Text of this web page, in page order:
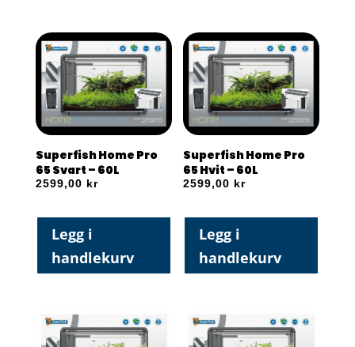
Superfish Home Pro
65 Svart – 60L
2599,00 kr
Legg i
handlekurv
Superfish Home Pro
65 Hvit – 60L
2599,00 kr
Legg i
handlekurv